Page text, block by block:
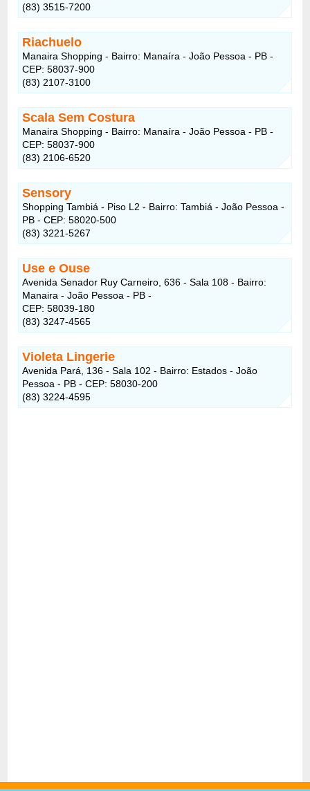
(83) 3515-7200
Riachuelo
Manaira Shopping - Bairro: Manaíra - João Pessoa - PB -
CEP: 58037-900
(83) 2107-3100
Scala Sem Costura
Manaira Shopping - Bairro: Manaíra - João Pessoa - PB -
CEP: 58037-900
(83) 2106-6520
Sensory
Shopping Tambiá - Piso L2 - Bairro: Tambiá - João Pessoa -
PB - CEP: 58020-500
(83) 3221-5267
Use e Ouse
Avenida Senador Ruy Carneiro, 636 - Sala 108 - Bairro:
Manaira - João Pessoa - PB -
CEP: 58039-180
(83) 3247-4565
Violeta Lingerie
Avenida Pará, 136 - Sala 102 - Bairro: Estados - João
Pessoa - PB - CEP: 58030-200
(83) 3224-4595